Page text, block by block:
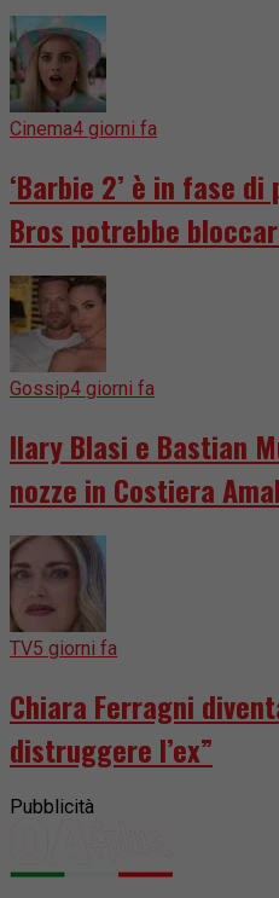
Cinema4 giorni fa
‘Barbie 2’ è in fase
Bros potrebbe
Gossip4 giorni fa
Ilary Blasi e Bastian
nozze in Costiera
TV5 giorni fa
Chiara Ferragni
distruggere l’ex”
Pubblicità